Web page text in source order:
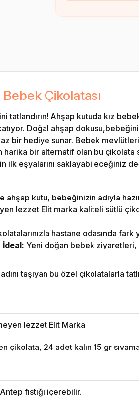
Çikolatası
Ahşap kutuda kız
Doğal ahşap
bir hediye sunar. Bebek
bir alternatif olan bu çikolata
ilk eşyalarını saklayabileceğiniz
ahşap kutu, bebeğinizin adıyla
lezzet Elit marka kaliteli sütlü
hastane odasında fark
İdeal: Yeni doğan bebek
taşıyan bu özel çikolatalarla
lezzet Elit Marka
çikolata, 24 adet kalın 15 gr
fıstığı içerebilir.